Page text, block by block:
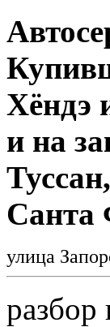
Хёндэ
и на
Санта
улица
разбор